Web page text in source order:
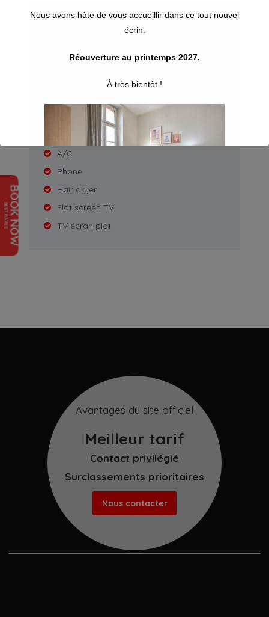
BOOK NOW
BEST RATES
Equipment
Free Wifi
Wake up Service
A/C
Phone
Hair dryer
Flat screen TV
TV écran plat
Avantages du site officiel
Meilleur tarif
Contact privilégié
Surclassements prioritaires
Nous contacter
Nous avons hâte de vous accueillir dans ce tout nouvel
écrin.
Réouverture au printemps 2027.
À très bientôt !